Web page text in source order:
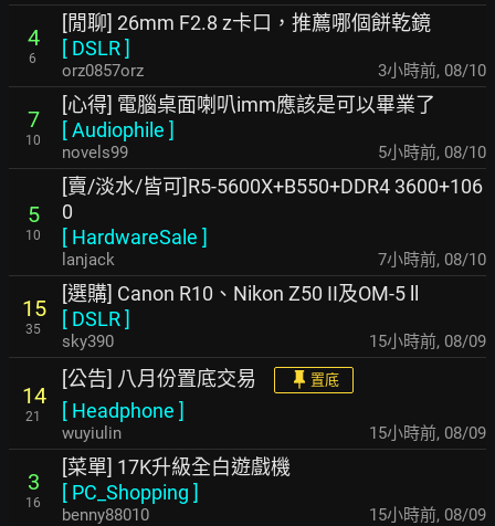
4
6
[閒聊] 26mm F2.8 z卡口，推薦哪個餅乾鏡
[ DSLR]
orz0857orz 3小時前, 08/10
7
10
[心得] 電腦桌面喇叭imm應該是可以畢業了
[Audiophile ]
novels99 5小時前, 08/10
5
10
[賣/淡水/皆可]R5-5600X+B550+DDR4 3600+106
0
[ HardwareSale ]
lanjack 7小時前, 08/10
15
35
[選購] Canon R10、Nikon Z50 II及OM-5 ll
[ DSLR]
sky390 15小時前, 08/09
14
21
[公告] 八月份置底交易 置底
[ Headphone ]
wuyiulin 15小時前, 08/09
3
16
[菜單] 17K升級全白遊戲機
[ PC_Shopping ]
benny88010 15小時前, 08/09